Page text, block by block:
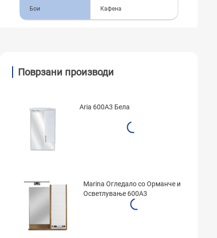
Бои Кафена
Поврзани производи
Aria 600A3 Бела
Marina Огледало со Орманче и
Осветлување 600A3